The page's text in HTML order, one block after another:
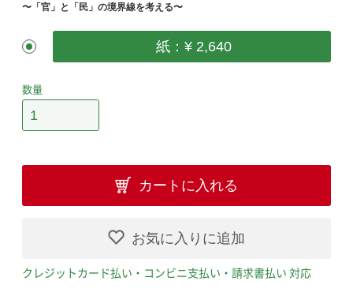
〜「官」と「民」の境界線を考える〜
紙：¥ 2,640
数量
カートに入れる
お気に入りに追加
クレジットカード払い・コンビニ支払い・請求書払い 対応